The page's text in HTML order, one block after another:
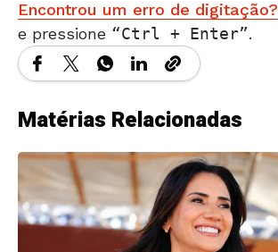
Encontrou um erro de digitação?
e pressione
Ctrl + Enter .
Matérias Relacionadas